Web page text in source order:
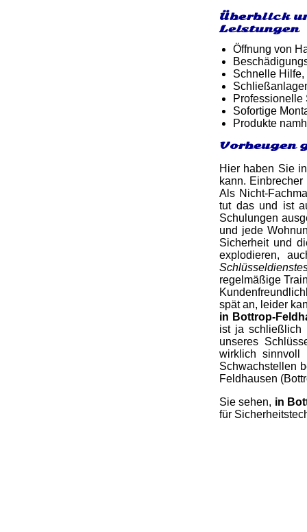
Überblick
Leistungen
Öffnung von
Schnelle Hilfe,
Professionelle
Sofortige
Produkte
Vorbeugen
Hier haben Sie
kann.
Als Nicht-
tut das und ist
Schulungen
und jede
Sicherheit und
explodieren,
regelmäßige
spät an, leider
in Bottrop-
ist ja schließlich
unseres
wirklich sinnvoll
Schwachstellen
Feldhausen
Sie sehen, in
für